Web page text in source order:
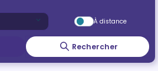
À distance
Rechercher